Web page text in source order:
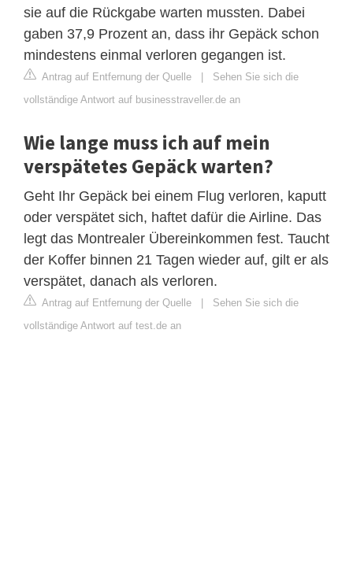
sie auf die Rückgabe warten mussten. Dabei
gaben 37,9 Prozent an, dass ihr Gepäck schon
mindestens einmal verloren gegangen ist.
Antrag auf Entfernung der Quelle | Sehen Sie sich die
vollständige Antwort auf businesstraveller.de an
Wie lange muss ich auf mein
verspätetes Gepäck warten?
Geht Ihr Gepäck bei einem Flug verloren, kaputt
oder verspätet sich, haftet dafür die Airline. Das
legt das Montrealer Übereinkommen fest. Taucht
der Koffer binnen 21 Tagen wieder auf, gilt er als
verspätet, danach als verloren.
Antrag auf Entfernung der Quelle | Sehen Sie sich die
vollständige Antwort auf test.de an